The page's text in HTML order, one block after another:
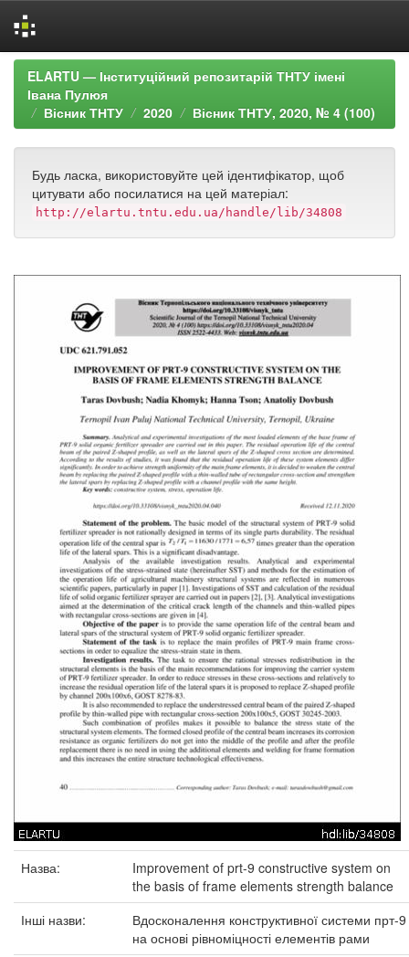
Skip
navigation
ELARTU — Інституційний репозитарій ТНТУ імені
Івана Пулюя
Вісник ТНТУ
2020 Вісник ТНТУ, 2020, № 4 (100)
Будь ласка, використовуйте цей ідентифікатор, щоб
цитувати або посилатися на цей матеріал:
http://elartu.tntu.edu.ua/handle/lib/34808
Назва:
Improvement of prt-9 constructive system on
the basis of frame elements strength balance
Інші назви:
Вдосконалення конструктивної системи прт-9
на основі рівноміцності елементів рами